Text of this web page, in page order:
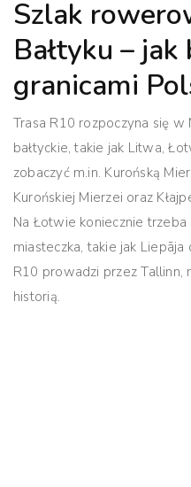
Szlak
Bałtyku –
granicami
Trasa R10 rozpoczyna się
bałtyckie, takie jak Litwa,
zobaczyć m.in. Kurońską
Kurońskiej Mierzei oraz
Na Łotwie koniecznie
miasteczka, takie jak
R10 prowadzi przez
historią.